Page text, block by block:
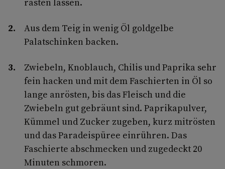
Aus dem Teig in wenig Öl goldgelbe
Palatschinken backen.
Zwiebeln, Knoblauch, Chilis und Paprika sehr
fein hacken und mit dem Faschierten in Öl so
lange anrösten, bis das Fleisch und die
Zwiebeln gut gebräunt sind. Paprikapulver,
Kümmel und Zucker zugeben, kurz mitrösten
und das Paradeispüree einrühren. Das
Faschierte abschmecken und zugedeckt 20
Minuten schmoren.